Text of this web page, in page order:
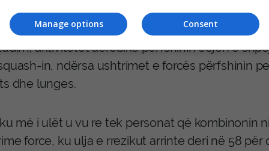
në javë, ose 75 minuta aktivitet me intensitet
aktivitetet aerobike përfshinin ecjen e
in, ndërsa ushtrimet e forcës përfshinin
dhe lunges.
më i ulët u vu re tek personat që kombinonin
force, ku ulja e rrezikut arrinte deri në 58 për
Consent
Manage options